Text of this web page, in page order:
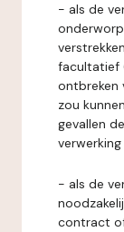
- als de
facultatief
ontbreken
zou
gevallen
- als de
contract